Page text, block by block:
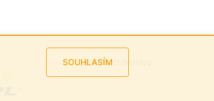
SOUHLASÍM
Možnosti dopravy: